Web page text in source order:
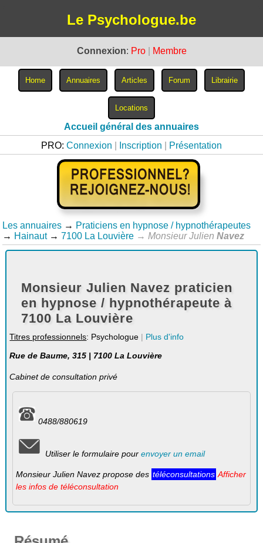
Le Psychologue.be
Connexion: Pro Membre
Accueil général des annuaires
PRO: Connexion Inscription Présentation
Les annuaires → Praticiens en hypnose / hypnothérapeutes
→ Hainaut → 7100 La Louvière → Monsieur JulienNavez
Monsieur Julien Navez praticien
en hypnose / hypnothérapeute à
7100 La Louvière
Titres professionnels: Psychologue | Plus d'info
Rue de Baume, 315 | 7100 La Louvière
Cabinet de consultation privé
0488/880619
Utiliser le formulaire pour envoyer un email
Monsieur Julien Navez propose des téléconsultations Afficher
les infos de téléconsultation